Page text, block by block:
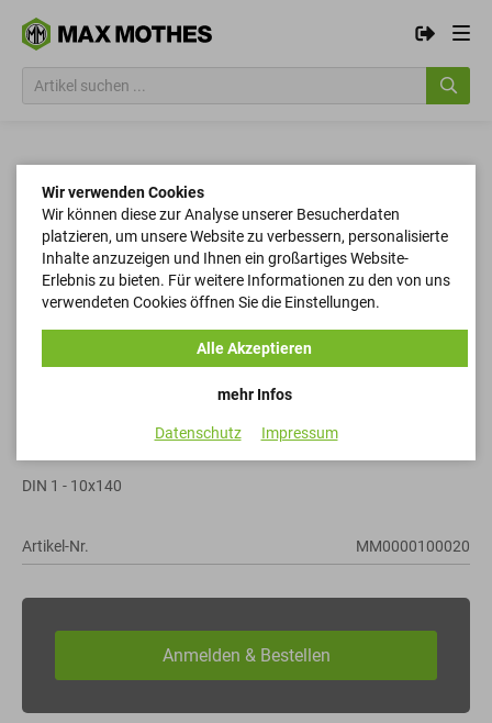
Kegelstifte
DIN 1 - 10x140
Artikel-Nr. MM0000100020
Wir verwenden Cookies
Wir können diese zur Analyse unserer Besucherdaten
platzieren, um unsere Website zu verbessern, personalisierte
Inhalte anzuzeigen und Ihnen ein großartiges Website-
Erlebnis zu bieten. Für weitere Informationen zu den von uns
verwendeten Cookies öffnen Sie die Einstellungen.
mehr Infos
Alle Akzeptieren
Datenschutz Impressum